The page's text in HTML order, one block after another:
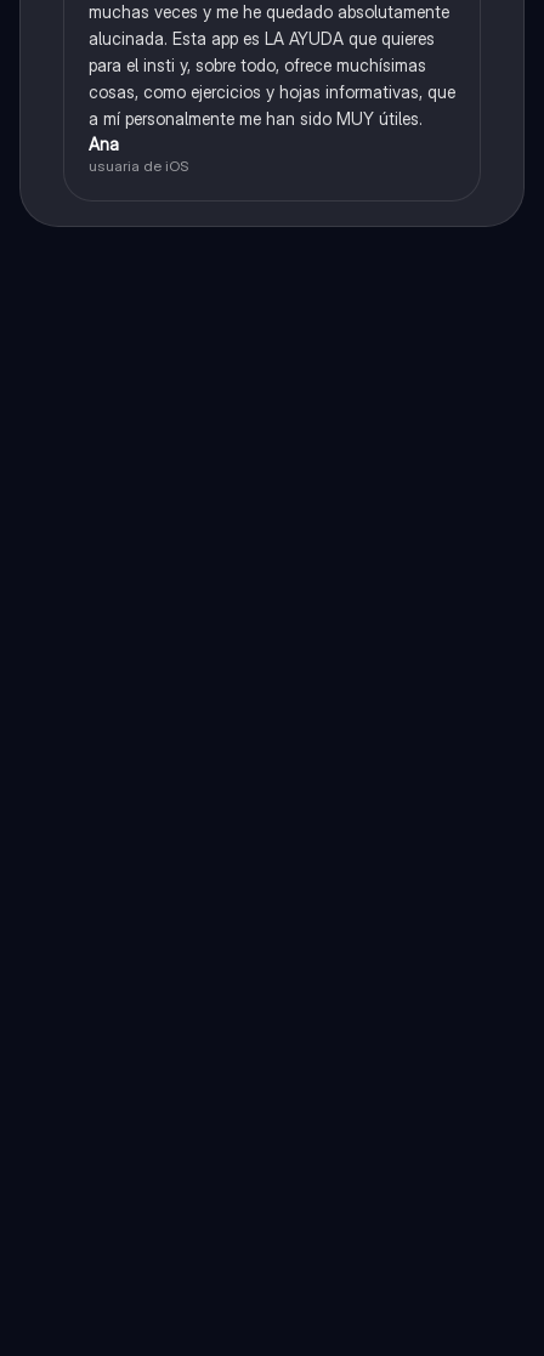
muchas veces y me he quedado absolutamente
alucinada. Esta app es LA AYUDA que quieres
para el insti y, sobre todo, ofrece muchísimas
cosas, como ejercicios y hojas informativas, que
a mí personalmente me han sido MUY útiles.
Ana
usuaria de iOS